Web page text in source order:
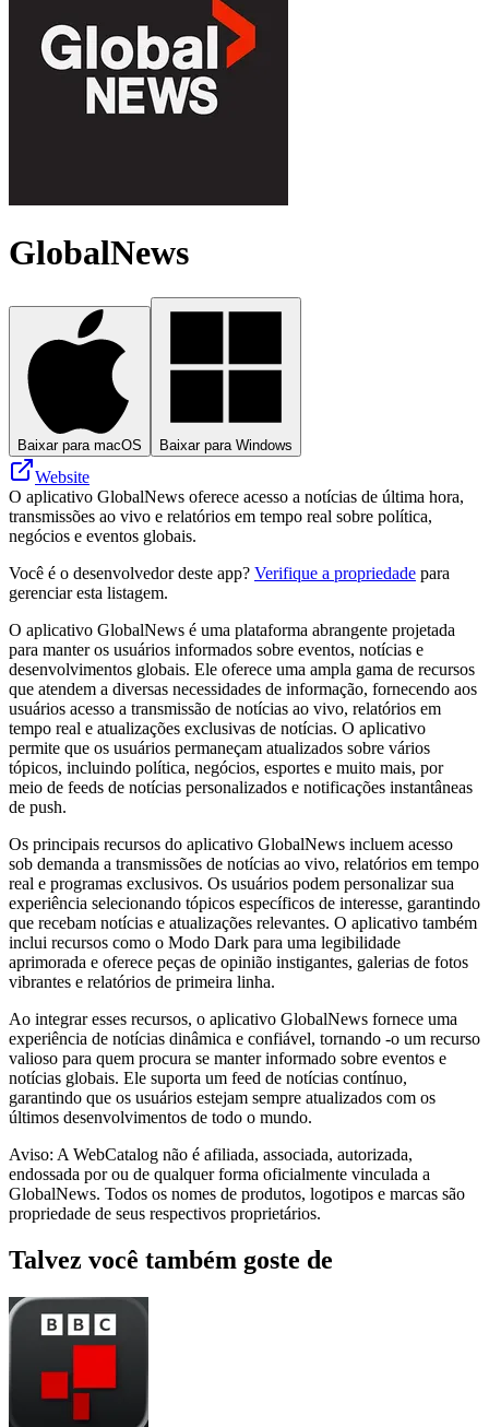
GlobalNews
Baixar para macOS Baixar para Windows
Website
O aplicativo GlobalNews oferece acesso a notícias de última hora,
transmissões ao vivo e relatórios em tempo real sobre política,
negócios e eventos globais.
Você é o desenvolvedor deste app? Verifique a propriedade para
gerenciar esta listagem.
O aplicativo GlobalNews é uma plataforma abrangente projetada
para manter os usuários informados sobre eventos, notícias e
desenvolvimentos globais. Ele oferece uma ampla gama de recursos
que atendem a diversas necessidades de informação, fornecendo aos
usuários acesso a transmissão de notícias ao vivo, relatórios em
tempo real e atualizações exclusivas de notícias. O aplicativo
permite que os usuários permaneçam atualizados sobre vários
tópicos, incluindo política, negócios, esportes e muito mais, por
meio de feeds de notícias personalizados e notificações instantâneas
de push.
Os principais recursos do aplicativo GlobalNews incluem acesso
sob demanda a transmissões de notícias ao vivo, relatórios em tempo
real e programas exclusivos. Os usuários podem personalizar sua
experiência selecionando tópicos específicos de interesse, garantindo
que recebam notícias e atualizações relevantes. O aplicativo também
inclui recursos como o Modo Dark para uma legibilidade
aprimorada e oferece peças de opinião instigantes, galerias de fotos
vibrantes e relatórios de primeira linha.
Ao integrar esses recursos, o aplicativo GlobalNews fornece uma
experiência de notícias dinâmica e confiável, tornando -o um recurso
valioso para quem procura se manter informado sobre eventos e
notícias globais. Ele suporta um feed de notícias contínuo,
garantindo que os usuários estejam sempre atualizados com os
últimos desenvolvimentos de todo o mundo.
Aviso: A WebCatalog não é afiliada, associada, autorizada,
endossada por ou de qualquer forma oficialmente vinculada a
GlobalNews. Todos os nomes de produtos, logotipos e marcas são
propriedade de seus respectivos proprietários.
Talvez você também goste de